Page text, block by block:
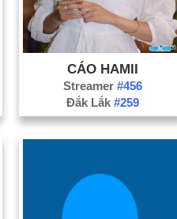
CÁO HAMII
Streamer #456
Đắk Lắk #259